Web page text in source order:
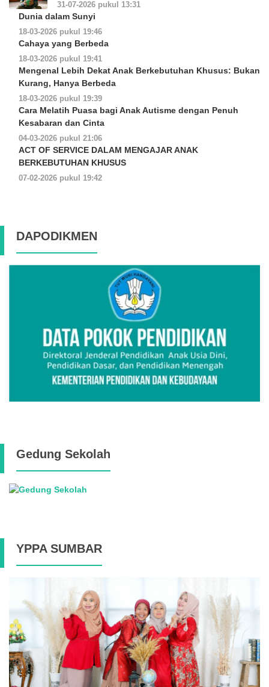
31-07-2026 pukul 13:31
Dunia dalam Sunyi
18-03-2026 pukul 19:46
Cahaya yang Berbeda
18-03-2026 pukul 19:41
Mengenal Lebih Dekat Anak Berkebutuhan Khusus: Bukan
Kurang, Hanya Berbeda
18-03-2026 pukul 19:39
Cara Melatih Puasa bagi Anak Autisme dengan Penuh
Kesabaran dan Cinta
04-03-2026 pukul 21:06
ACT OF SERVICE DALAM MENGAJAR ANAK
BERKEBUTUHAN KHUSUS
07-02-2026 pukul 19:42
DAPODIKMEN
Gedung Sekolah
YPPA SUMBAR